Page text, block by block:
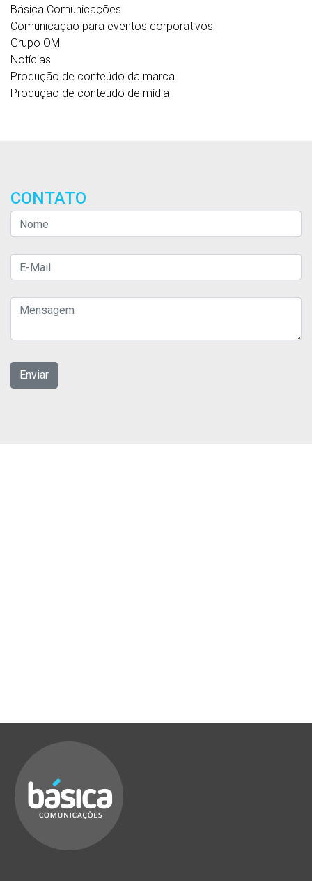
Básica Comunicações
Comunicação para eventos corporativos
Grupo OM
Notícias
Produção de conteúdo da marca
Produção de conteúdo de mídia
CONTATO